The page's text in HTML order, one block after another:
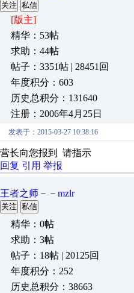
关注 私信
[版主]
精华：53帖
求助：44帖
帖子：3351帖 | 28451回
年度积分：603
历史总积分：131640
注册：2006年4月25日
发表于：2015-03-27 10:38:16
营长向您报到 请指示
回复 引用 举报
王者之师－－mzlr
关注 私信
精华：0帖
求助：3帖
帖子：18帖 | 20125回
年度积分：252
历史总积分：38663